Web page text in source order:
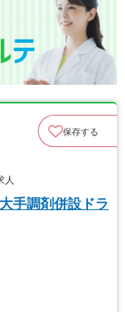
保存する
人
手調剤併設ドラ